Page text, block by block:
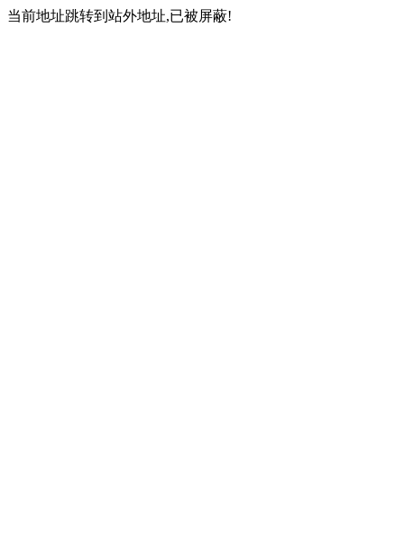
当前地址跳转到站外地址,已被屏蔽!